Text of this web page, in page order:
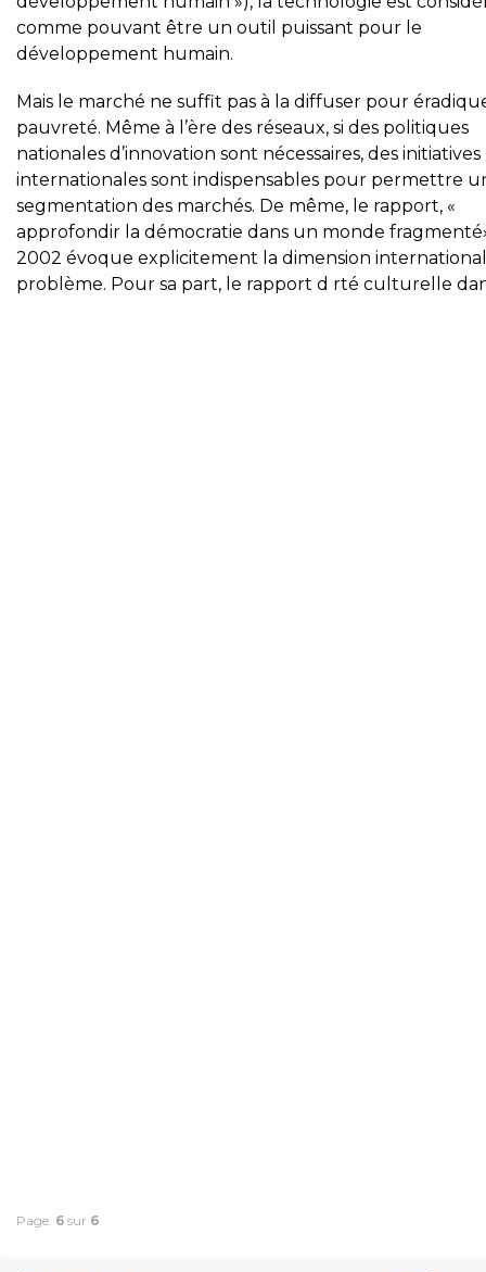
comme pouvant être un outil puissant pour le
développement humain.
Mais le marché ne suffit pas à la diffuser pour
pauvreté. Même à l’ère des réseaux, si des politiques
nationales d’innovation sont nécessaires, des initiatives
internationales sont indispensables pour permettre
segmentation des marchés. De même, le rapport, «
approfondir la démocratie dans un monde
2002 évoque explicitement la dimension
problème. Pour sa part, le rapport d rté culturelle
Page: 6 sur 6